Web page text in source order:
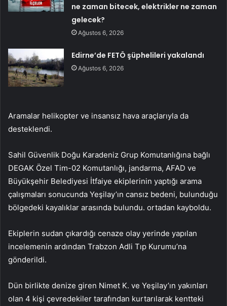
ne zaman bitecek, elektrikler ne zaman
gelecek?
Ağustos 6, 2026
Edirne’de FETÖ şüphelileri yakalandı
Ağustos 6, 2026
Aramalar helikopter ve insansız hava araçlarıyla da
desteklendi.
Sahil Güvenlik Doğu Karadeniz Grup Komutanlığına bağlı
DEGAK Özel Tim-02 Komutanlığı, jandarma, AFAD ve
Büyükşehir Belediyesi İtfaiye ekiplerinin yaptığı arama
çalışmaları sonucunda Yeşilay’ın cansız bedeni, bulunduğu
bölgedeki kayalıklar arasında bulundu. ortadan kayboldu.
Ekiplerin sudan çıkardığı cenaze olay yerinde yapılan
incelemenin ardından Trabzon Adli Tıp Kurumu’na
gönderildi.
Dün birlikte denize giren Nimet K. ve Yeşilay’ın yakınları
olan 4 kişi çevredekiler tarafından kurtarılarak kentteki